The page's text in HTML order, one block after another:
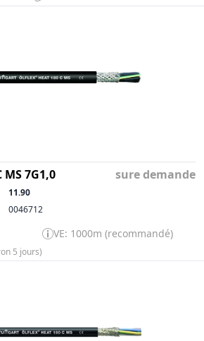
MS 7G1,0 sure demande
11.90
0046712
VE: 1000m (recommandé)
5 jours)